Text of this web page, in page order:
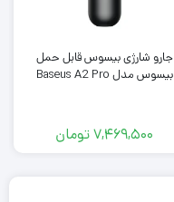
جارو شارژی بیسوس قابل حمل
بیسوس مدل Baseus A2 Pro
7,469,500تومان